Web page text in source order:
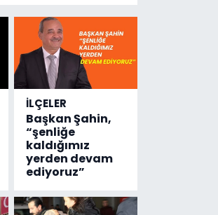
Emniyete
4,5 milyon
liralık
destek
çıktı
İLÇELER
Başkan Şahin,
“şenliğe
kaldığımız
yerden devam
ediyoruz”